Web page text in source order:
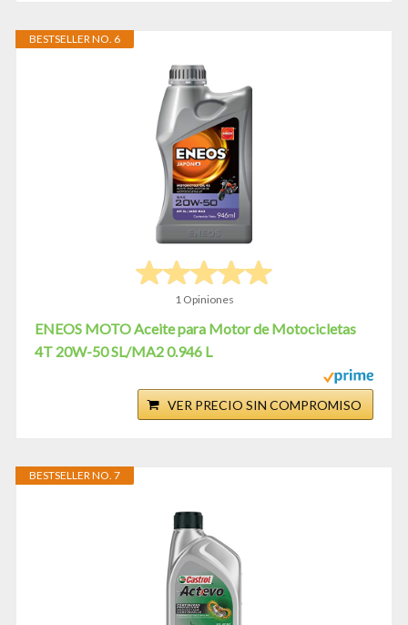
BESTSELLER NO. 6
1 Opiniones
ENEOS MOTO Aceite para Motor de Motocicletas
4T 20W-50 SL/MA2 0.946 L
VER PRECIO SIN COMPROMISO
BESTSELLER NO. 7